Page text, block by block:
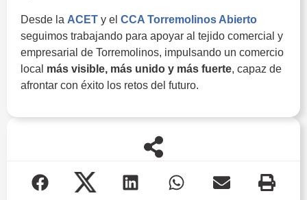
Desde la ACET y el CCA Torremolinos Abierto
seguimos trabajando para apoyar al tejido comercial y
empresarial de Torremolinos, impulsando un comercio
local más visible, más unido y más fuerte, capaz de
afrontar con éxito los retos del futuro.